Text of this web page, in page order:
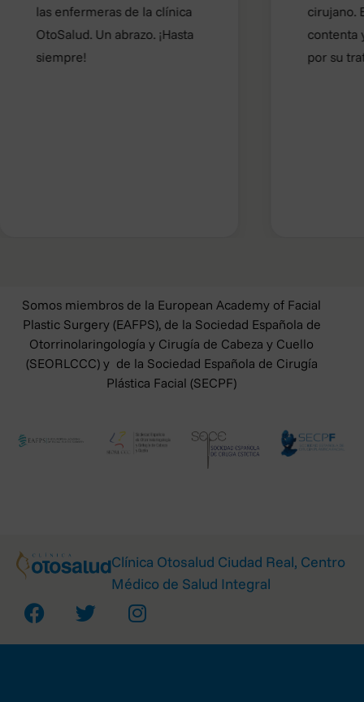
de la clínica
Un abrazo. ¡Hasta
cirujano. Estoy super
contenta y super
por su trato y
Somos miembros de la European Academy of Facial
Plastic Surgery (EAFPS), de la Sociedad Española de
Otorrinolaringología y Cirugía de Cabeza y Cuello
(SEORLCCC) y de la Sociedad Española de Cirugía
Plástica Facial (SECPF)
Clínica Otosalud Ciudad Real, Centro
Médico de Salud Integral